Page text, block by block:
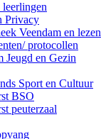
Privacy
Veendam en lezen
protocollen
Jeugd en Gezin
Sport en Cultuur
BSO
peuterzaal